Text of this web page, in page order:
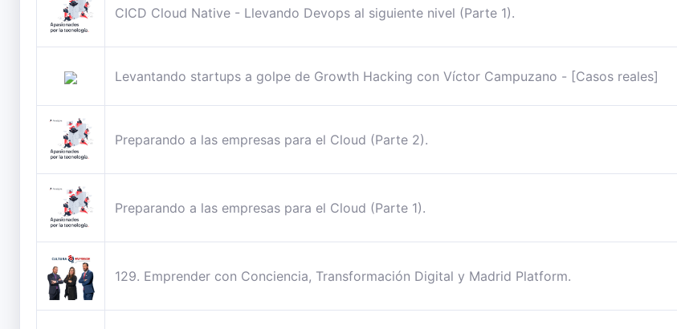
CICD Cloud Native - Llevando Devops al siguiente nivel (Parte 1).
Levantando startups a golpe de Growth Hacking con Víctor Campuzano - [Casos reales]
Preparando a las empresas para el Cloud (Parte 2).
Preparando a las empresas para el Cloud (Parte 1).
129. Emprender con Conciencia, Transformación Digital y Madrid Platform.